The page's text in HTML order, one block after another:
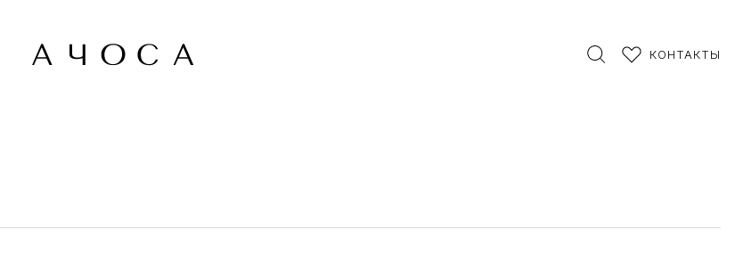
КОНТАКТЫ